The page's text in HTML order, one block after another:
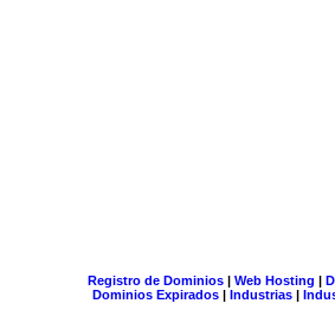
Registro de Dominios| Web Hosting |
Dominios Expirados | Industrias |